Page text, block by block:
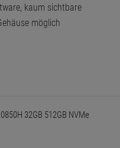
kaum sichtbare
möglich
32GB 512GB NVMe